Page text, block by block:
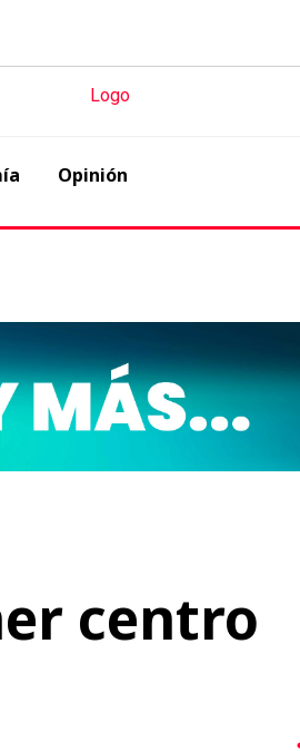
Opinión
centro
de dólares y una capacidad de